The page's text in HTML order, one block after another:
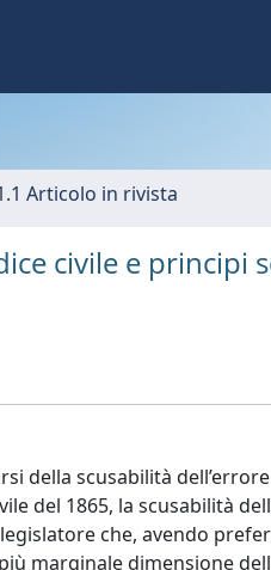
Articolo in rivista
civile e principi
della scusabilità
del 1865, la scusabilità
che, avendo
marginale dimensione